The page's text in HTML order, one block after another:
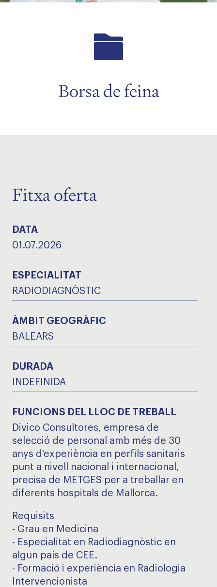
Borsa de feina
Fitxa oferta
DATA
01.07.2026
ESPECIALITAT
RADIODIAGNÒSTIC
ÀMBIT GEOGRÀFIC
BALEARS
DURADA
INDEFINIDA
FUNCIONS DEL LLOC DE TREBALL
Divico Consultores, empresa de
selecció de personal amb més de 30
anys d'experiència en perfils sanitaris
punt a nivell nacional i internacional,
precisa de METGES per a treballar en
diferents hospitals de Mallorca.
Requisits
- Grau en Medicina
- Especialitat en Radiodiagnòstic en
algun país de CEE.
- Formació i experiència en Radiologia
Intervencionista